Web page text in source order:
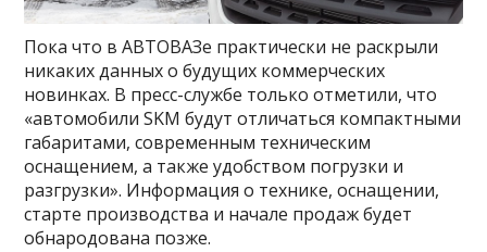
Пока что в АВТОВАЗе практически не раскрыли
никаких данных о будущих коммерческих
новинках. В пресс-службе только отметили, что
«автомобили SKM будут отличаться компактными
габаритами, современным техническим
оснащением, а также удобством погрузки и
разгрузки». Информация о технике, оснащении,
старте производства и начале продаж будет
обнародована позже.